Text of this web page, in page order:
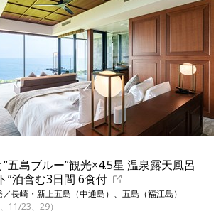
五島ブルー”観光×4.5星 温泉露天風呂
”泊含む3日間 6食付
長崎・新上五島（中通島）、五島（福江島）
11/23、29）